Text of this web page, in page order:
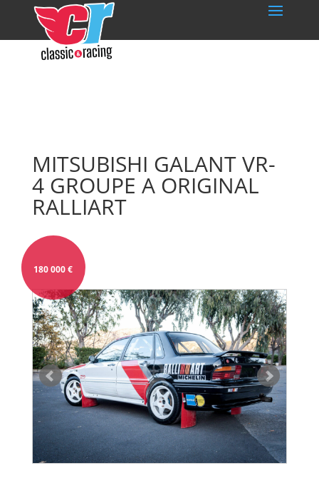
MITSUBISHI GALANT VR-
4 GROUPE A ORIGINAL
RALLIART
180 000€